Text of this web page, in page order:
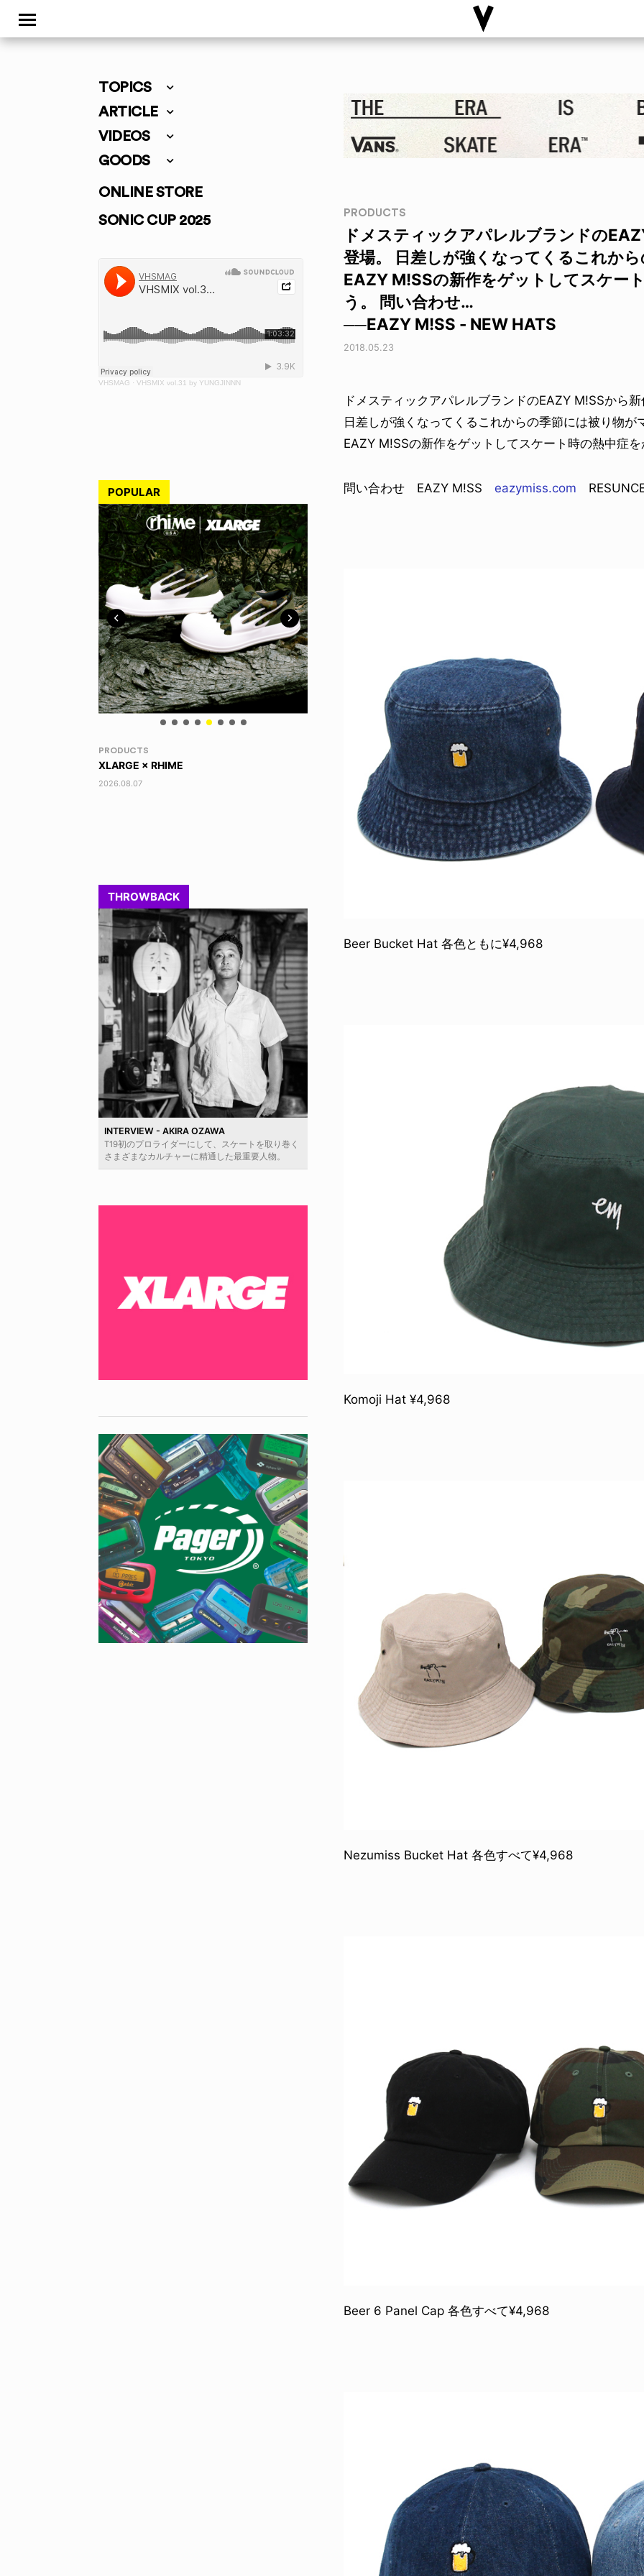
TOPICS
ARTICLE
VIDEOS
GOODS
ONLINE STORE
SONIC CUP 2025
VHSMAG · VHSMIX vol.31 by YUNGJINNN
POPULAR
VOICE OF FREEDOM
TONY ALVA (ENGLISH)
2026.08.07
DINOSAUR JR.
VOICE OF FREEDOM
AKIRA OZAWA / 尾澤 彰
2021.09.02
THROWBACK
INTERVIEW - AKIRA OZAWA
T19初のプロライダーにして、スケートを取り巻く
さまざまなカルチャーに精通した最重要人物。
PRODUCTS
ドメスティックアパレルブランドの
登場。 日差しが強くなってくるこれから
EAZY M!SSの新作をゲットしてスケー
う。 問い合わせ…
──EAZY M!SS - NEW HATS
2018.05.23
ドメスティックアパレルブランドのEAZY M!SSから新
日差しが強くなってくるこれからの季節には被り物が
EAZY M!SSの新作をゲットしてスケート時の熱中症を
問い合わせ EAZY M!SS eazymiss.com
Beer Bucket Hat 各色ともに¥4,968
Komoji Hat ¥4,968
Nezumiss Bucket Hat 各色すべて¥4,968
Beer 6 Panel Cap 各色すべて¥4,968